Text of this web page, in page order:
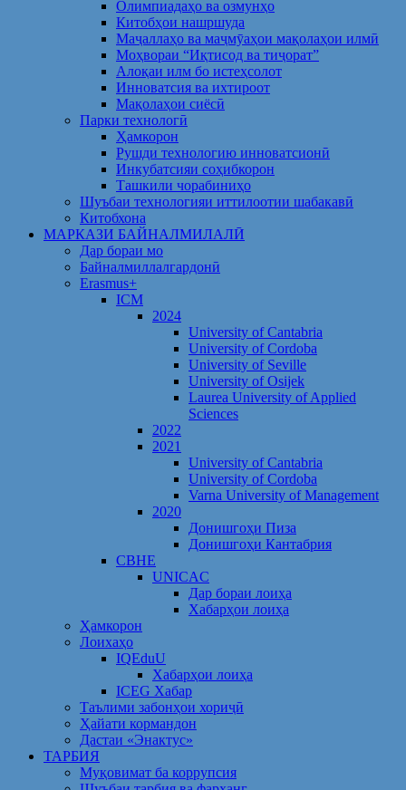
Олимпиадаҳо ва озмунҳо
Китобҳои нашршуда
Маҷаллаҳо ва маҷмӯаҳои мақолаҳои илмӣ
Моҳвораи “Иқтисод ва тиҷорат”
Алоқаи илм бо истеҳсолот
Инноватсия ва ихтироот
Мақолаҳои сиёсӣ
Парки технологӣ
Ҳамкорон
Рушди технологию инноватсионӣ
Инкубатсияи соҳибкорон
Ташкили чорабиниҳо
Шуъбаи технологияи иттилоотии шабакавӣ
Китобхона
МАРКАЗИ БАЙНАЛМИЛАЛӢ
Дар бораи мо
Байналмиллалгардонӣ
Erasmus+
ICM
2024
University of Cantabria
University of Cordoba
University of Seville
University of Osijek
Laurea University of Applied
Sciences
2022
2021
University of Cantabria
University of Cordoba
Varna University of Management
2020
Донишгоҳи Пиза
Донишгоҳи Кантабрия
CBHE
UNICAC
Дар бораи лоиҳа
Хабарҳои лоиҳа
Ҳамкорон
Лоихаҳо
IQEduU
Хабарҳои лоиҳа
ICEG Хабар
Таълими забонҳои хориҷӣ
Ҳайати кормандон
Дастаи «Энактус»
ТАРБИЯ
Муқовимат ба коррупсия